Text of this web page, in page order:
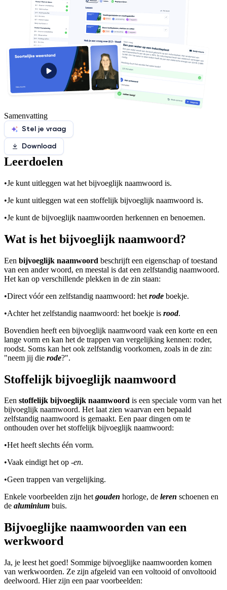
Samenvatting
Stel je vraag
Download
Leerdoelen
•Je kunt uitleggen wat het bijvoeglijk naamwoord is.
•Je kunt uitleggen wat een stoffelijk bijvoeglijk naamwoord is.
•Je kunt de bijvoeglijk naamwoorden herkennen en benoemen.
Wat is het bijvoeglijk naamwoord?
Een bijvoeglijk naamwoord beschrijft een eigenschap of toestand
van een ander woord, en meestal is dat een zelfstandig naamwoord.
Het kan op verschillende plekken in de zin staan:
•Direct vóór een zelfstandig naamwoord: het rode boekje.
•Achter het zelfstandig naamwoord: het boekje is rood.
Bovendien heeft een bijvoeglijk naamwoord vaak een korte en een
lange vorm en kan het de trappen van vergelijking kennen: roder,
roodst. Soms kan het ook zelfstandig voorkomen, zoals in de zin:
"neem jij die rode?".
Stoffelijk bijvoeglijk naamwoord
Een stoffelijk bijvoeglijk naamwoord is een speciale vorm van het
bijvoeglijk naamwoord. Het laat zien waarvan een bepaald
zelfstandig naamwoord is gemaakt. Een paar dingen om te
onthouden over het stoffelijk bijvoeglijk naamwoord:
•Het heeft slechts één vorm.
•Vaak eindigt het op -en.
•Geen trappen van vergelijking.
Enkele voorbeelden zijn hetgouden horloge, de leren schoenen en
de aluminium buis.
Bijvoeglijke naamwoorden van een
werkwoord
Ja, je leest het goed! Sommige bijvoeglijke naamwoorden komen
van werkwoorden. Ze zijn afgeleid van een voltooid of onvoltooid
deelwoord. Hier zijn een paar voorbeelden: